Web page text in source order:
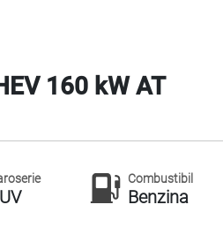
160 kW AT
Combustibil
Benzina